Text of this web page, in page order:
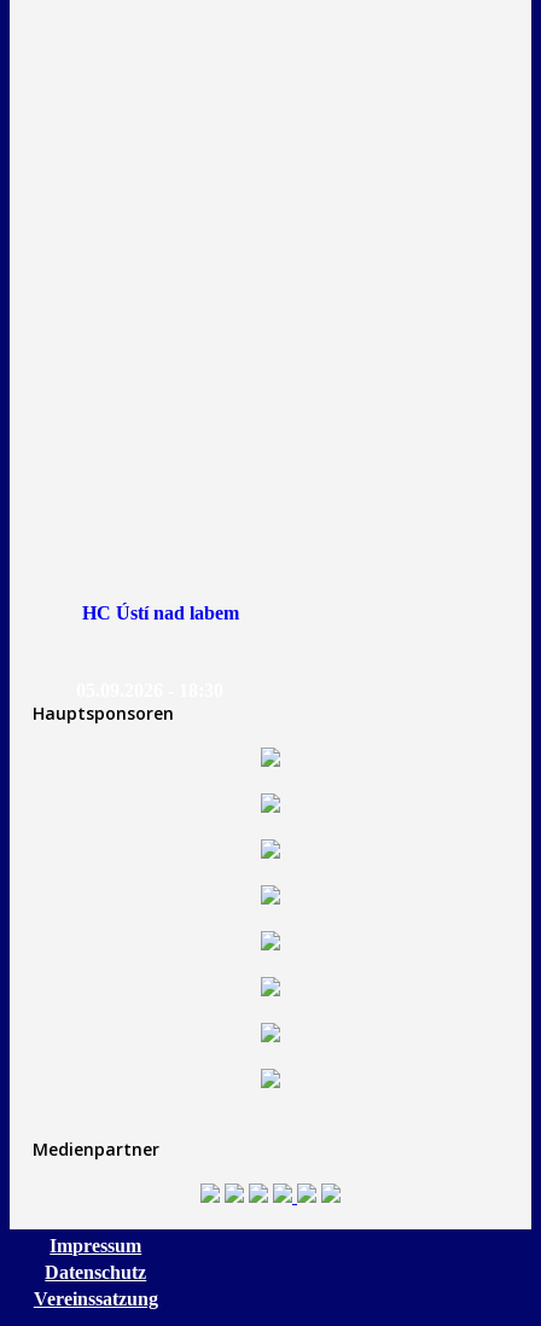
HC Ústí nad labem
Hauptsponsoren
Medienpartner
Impressum
Datenschutz
Vereinssatzung